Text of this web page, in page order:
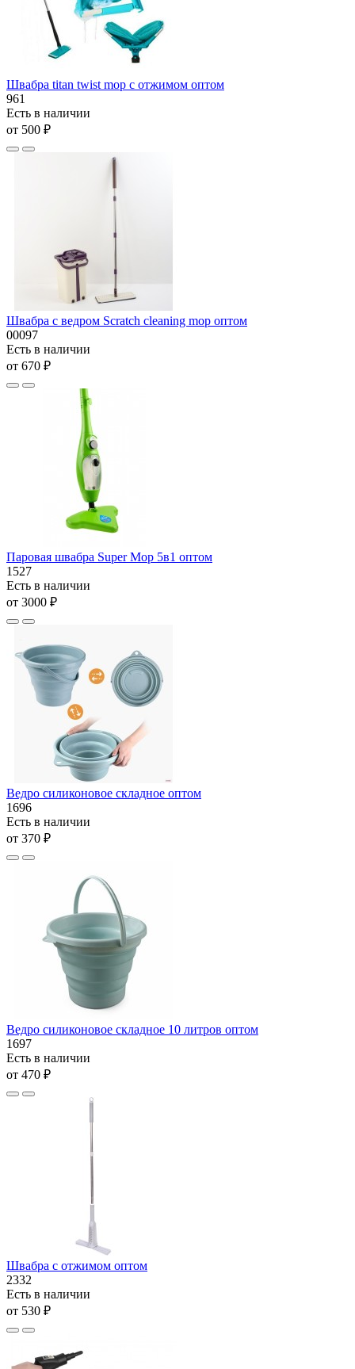
Швабра titan twist mop с отжимом оптом
961
Есть в наличии
от 500 ₽
Швабра с ведром Scratch cleaning mop оптом
00097
Есть в наличии
от 670 ₽
Паровая швабра Super Mop 5в1 оптом
1527
Есть в наличии
от 3000 ₽
Ведро силиконовое складное оптом
1696
Есть в наличии
от 370 ₽
Ведро силиконовое складное 10 литров оптом
1697
Есть в наличии
от 470 ₽
Швабра с отжимом оптом
2332
Есть в наличии
от 530 ₽